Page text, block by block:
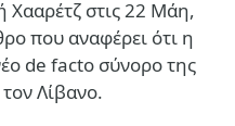
Χααρέτζ στις 22 Μάη,
που αναφέρει ότι η
de facto σύνορο της
Λίβανο.